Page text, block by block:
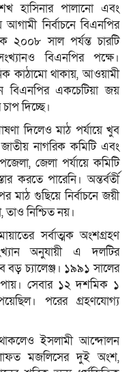
হাসিনার পালানো এবং
নির্বাচনে বিএনপির
সাল পর্যন্ত চারটি
বিএনপির পক্ষে।
কাঠামো থাকায়, আওয়ামী
বিএনপির একচেটিয়া জয়
দিচ্ছে।
দিলেও মাঠ পর্যায়ে খুব
নাগরিক কমিটি এবং
জেলা পর্যায়ে কমিটি
করতে পারেনি। অন্তর্বর্তী
গুছিয়ে নির্বাচনে জয়ী
নিশ্চিত নয়।
সর্বাত্মক অংশগ্রহণ
অনুযায়ী এ দলটির
চ্যালেঞ্জ। ১৯৯১ সালের
পায়। সেবার ১২ দশমিক ১
পরের গ্রহণযোগ্য
ইসলামী আন্দোলন
মজলিসের দুই অংশ,